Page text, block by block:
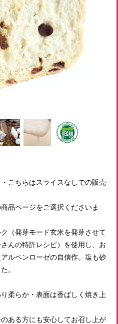
こちらはスライスなしでの販売
品ページをご選択くださいま
（発芽モード玄米を発芽させて
んの特許レシピ）を使用し、お
ルペンローゼの自信作。塩も砂
。
柔らか・表面は香ばしく焼き上
ある方にも安心してお召し上が